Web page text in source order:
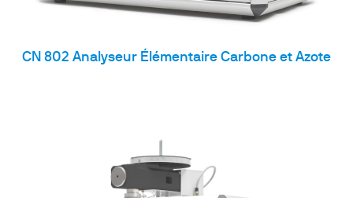
CN 802 Analyseur Élémentaire Carbone et Azote